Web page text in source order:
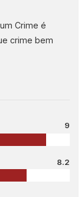
Crime é
crime bem
9
8.2